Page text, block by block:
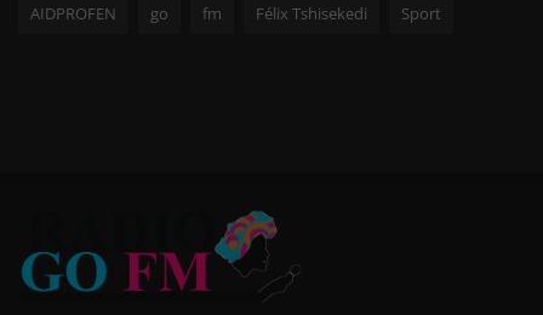
AIDPROFEN go fm Félix Tshisekedi Sport